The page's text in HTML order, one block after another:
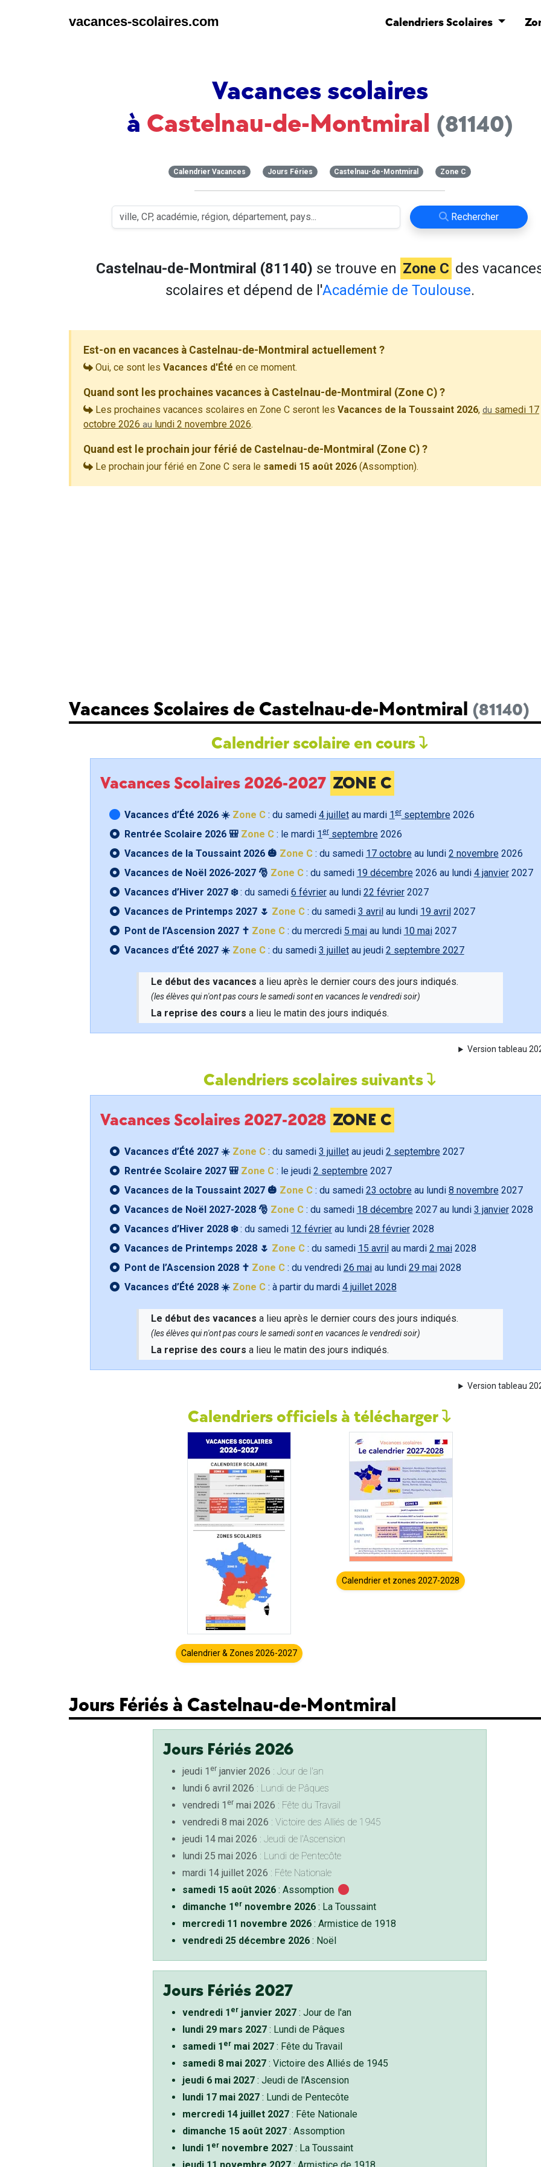
vacances-scolaires.com Calendriers Scolaires
Vacances scolaires
à Castelnau-de-Montmiral (81140)
Calendrier Vacances Jours Féries Castelnau-de-Montmiral Zone C
Rechercher
Castelnau-de-Montmiral (81140) se trouve en Zone C des
scolaires et dépend de l'Académie de Toulouse.
Est-on en vacances à Castelnau-de-Montmiral actuellement ?
Oui, ce sont les Vacances d'Été en ce moment.
Quand sont les prochaines vacances à Castelnau-de-Montmiral (Zone C) ?
Les prochaines vacances scolaires en Zone C seront les Vacances de la Toussaint 2026, du samedi 17
octobre 2026 au lundi 2 novembre 2026.
Quand est le prochain jour férié de Castelnau-de-Montmiral (Zone C) ?
Le prochain jour férié en Zone C sera le samedi 15 août 2026 (Assomption).
Vacances Scolaires de Castelnau-de-Montmiral (81140)
Calendrier scolaire en cours
Vacances Scolaires 2026-2027 ZONE C
Vacances d’Été 2026 ☀️ Zone C: du samedi 4 juilletau mardi 1 erseptembre 2026
Rentrée Scolaire 2026 🎒 Zone C: le mardi 1erseptembre 2026
Vacances de la Toussaint 2026 🎃 Zone C: du samedi 17 octobre au lundi 2 novembre 2026
Vacances de Noël 2026-2027 🎅 Zone C: du samedi 19 décembre 2026 au lundi 4 janvier2027
Vacances d’Hiver 2027 ❄️: du samedi 6 févrierau lundi 22 février2027
Vacances de Printemps 2027 🌷 Zone C: du samedi 3 avril au lundi 19 avril 2027
Pont de l’Ascension 2027 ✝️ Zone C: du mercredi 5 maiau lundi 10 mai2027
Vacances d’Été 2027 ☀️ Zone C: du samedi 3 juilletau jeudi 2 septembre 2027
Le début des vacances a lieu après le dernier cours des jours indiqués.
(les élèves qui n'ont pas cours le samedi sont en vacances le vendredi soir)
La reprise des cours a lieu le matin des jours indiqués.
Version tableau
Calendriers scolaires suivants
Vacances Scolaires 2027-2028 ZONE C
Vacances d’Été 2027 ☀️ Zone C: du samedi 3 juilletau jeudi 2 septembre 2027
Rentrée Scolaire 2027 🎒 Zone C: le jeudi 2 septembre 2027
Vacances de la Toussaint 2027 🎃 Zone C: du samedi 23 octobre au lundi 8 novembre 2027
Vacances de Noël 2027-2028 🎅 Zone C: du samedi 18 décembre 2027 au lundi 3 janvier2028
Vacances d’Hiver 2028 ❄️: du samedi 12 févrierau lundi 28 février2028
Vacances de Printemps 2028 🌷 Zone C: du samedi 15 avril au mardi 2 mai2028
Pont de l’Ascension 2028 ✝️ Zone C: du vendredi 26 maiau lundi 29 mai2028
Vacances d’Été 2028 ☀️ Zone C: à partir du mardi 4 juillet 2028
Le début des vacances a lieu après le dernier cours des jours indiqués.
(les élèves qui n'ont pas cours le samedi sont en vacances le vendredi soir)
La reprise des cours a lieu le matin des jours indiqués.
Version tableau
Calendriers officiels à télécharger
Calendrier & Zones 2026-2027
Calendrier et zones 2027-2028
Jours Fériés à Castelnau-de-Montmiral
Jours Fériés 2026
jeudi 1 erjanvier 2026 : Jour de l'an
lundi 6 avril 2026 : Lundi de Pâques
vendredi 1 ermai 2026 : Fête du Travail
vendredi 8 mai 2026 : Victoire des Alliés de 1945
jeudi 14 mai 2026 : Jeudi de l'Ascension
lundi 25 mai 2026 : Lundi de Pentecôte
mardi 14 juillet 2026 : Fête Nationale
samedi 15 août 2026: Assomption
dimanche 1 ernovembre 2026: La Toussaint
mercredi 11 novembre 2026: Armistice de 1918
vendredi 25 décembre 2026: Noël
Jours Fériés 2027
vendredi 1 erjanvier 2027: Jour de l'an
lundi 29 mars 2027: Lundi de Pâques
samedi 1 ermai 2027: Fête du Travail
samedi 8 mai 2027: Victoire des Alliés de 1945
jeudi 6 mai 2027: Jeudi de l'Ascension
lundi 17 mai 2027: Lundi de Pentecôte
mercredi 14 juillet 2027: Fête Nationale
dimanche 15 août 2027: Assomption
lundi 1 ernovembre 2027: La Toussaint
jeudi 11 novembre 2027: Armistice de 1918